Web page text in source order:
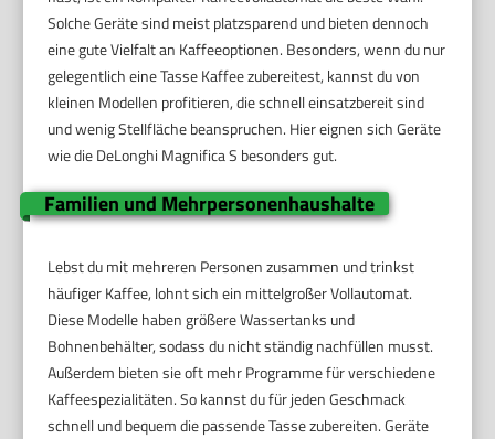
Solche Geräte sind meist platzsparend und bieten dennoch
eine gute Vielfalt an Kaffeeoptionen. Besonders, wenn du nur
gelegentlich eine Tasse Kaffee zubereitest, kannst du von
kleinen Modellen profitieren, die schnell einsatzbereit sind
und wenig Stellfläche beanspruchen. Hier eignen sich Geräte
wie die DeLonghi Magnifica S besonders gut.
Familien und Mehrpersonenhaushalte
Lebst du mit mehreren Personen zusammen und trinkst
häufiger Kaffee, lohnt sich ein mittelgroßer Vollautomat.
Diese Modelle haben größere Wassertanks und
Bohnenbehälter, sodass du nicht ständig nachfüllen musst.
Außerdem bieten sie oft mehr Programme für verschiedene
Kaffeespezialitäten. So kannst du für jeden Geschmack
schnell und bequem die passende Tasse zubereiten. Geräte